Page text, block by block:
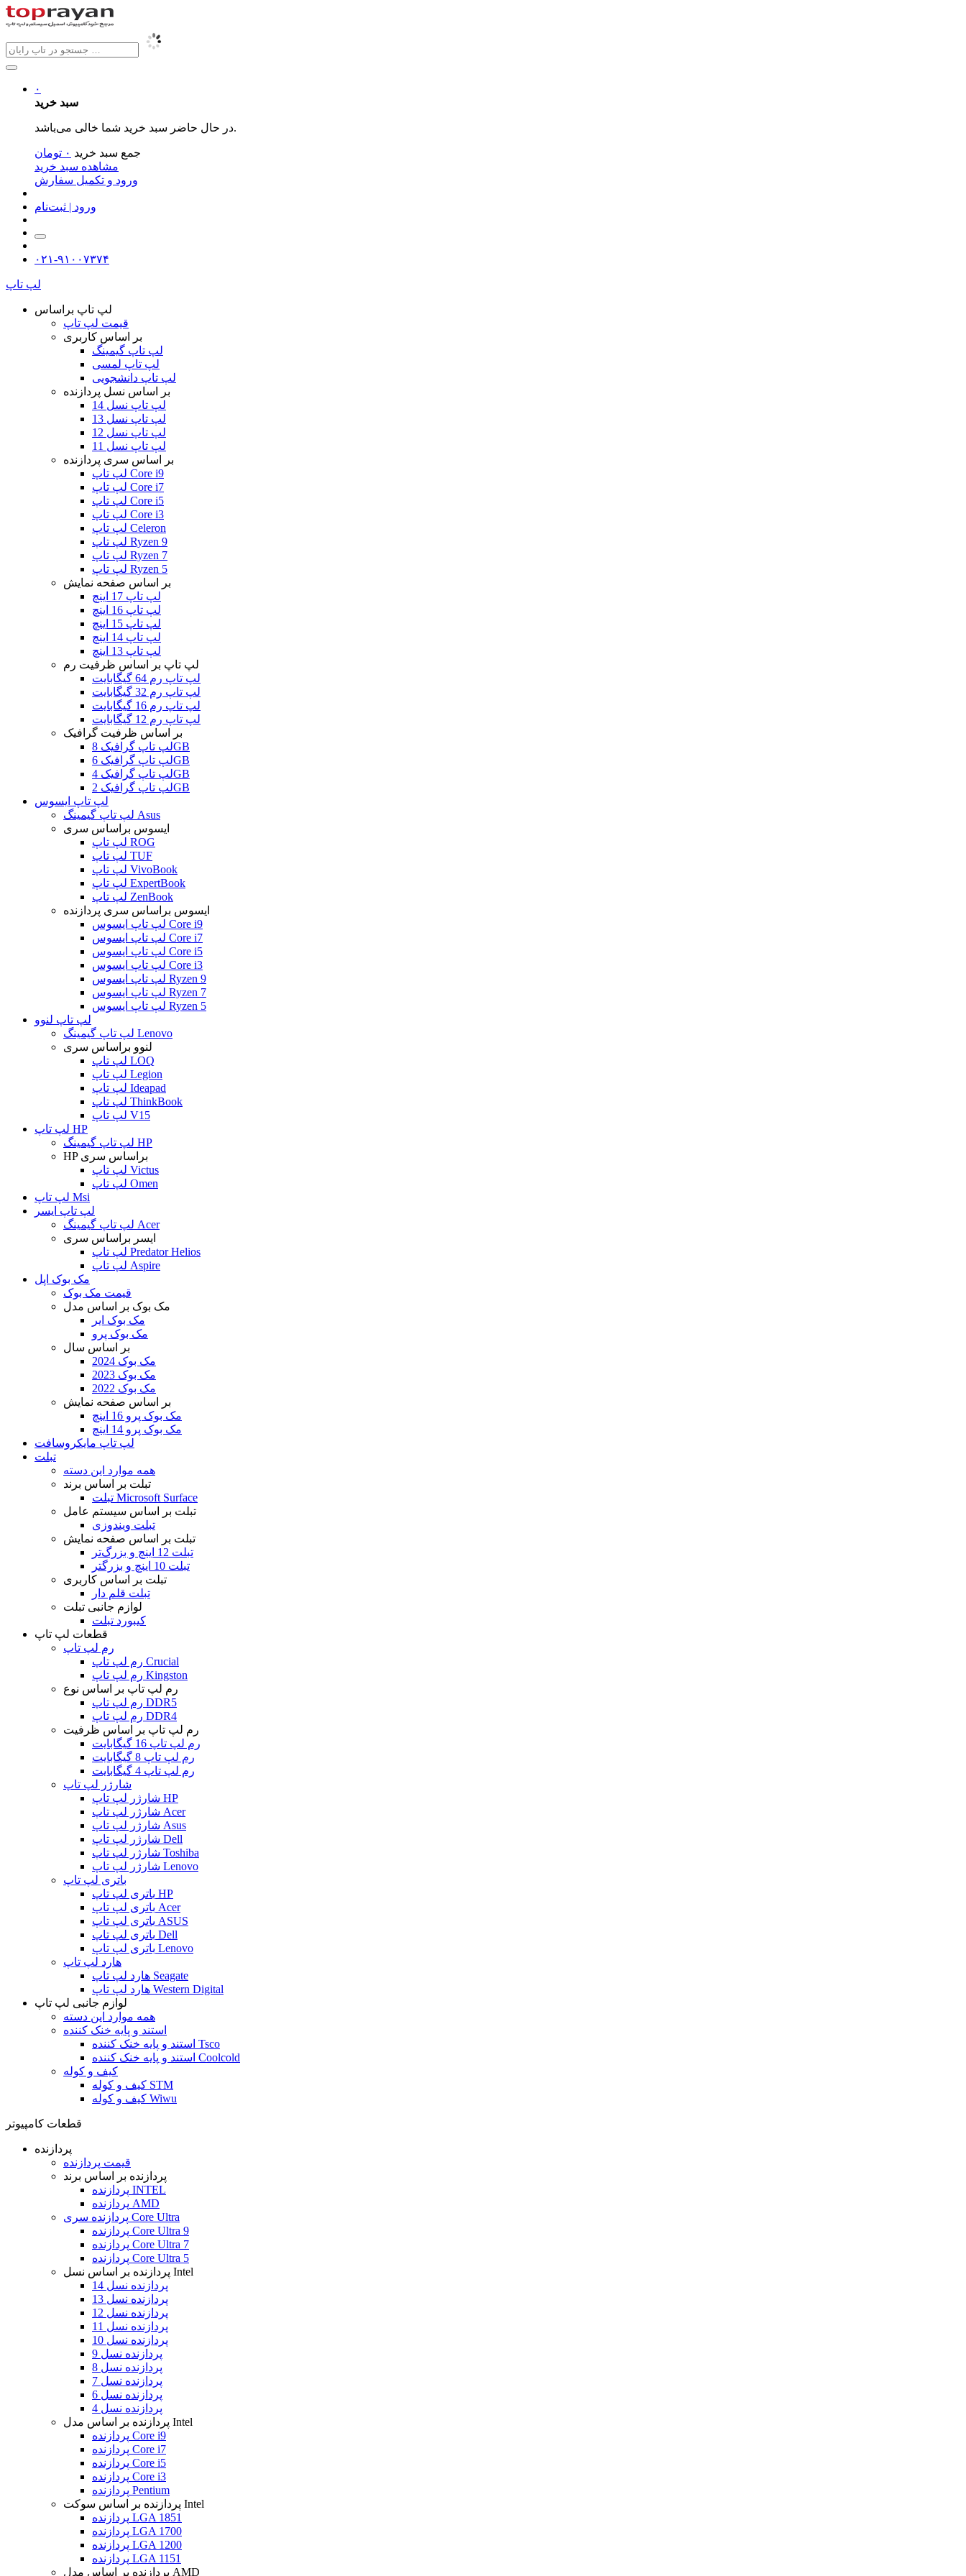
۰
سبد خرید
در حال حاضر سبد خرید شما خالی می‌باشد.
جمع سبد خرید ۰ تومان
مشاهده سبد خرید
ورود و تکمیل سفارش
ورود | ثبت‌نام
۰۲۱-۹۱۰۰۷۳۷۴
لپ تاپ
لپ تاپ براساس
قیمت لپ تاپ
بر اساس کاربری
لپ تاپ گیمینگ
لپ تاپ لمسی
لپ تاپ دانشجویی
بر اساس نسل پردازنده
لپ تاپ نسل 14
لپ تاپ نسل 13
لپ تاپ نسل 12
لپ تاپ نسل 11
بر اساس سری پردازنده
لپ تاپ Core i9
لپ تاپ Core i7
لپ تاپ Core i5
لپ تاپ Core i3
لپ تاپ Celeron
لپ تاپ Ryzen 9
لپ تاپ Ryzen 7
لپ تاپ Ryzen 5
بر اساس صفحه نمایش
لپ تاپ 17 اینچ
لپ تاپ 16 اینچ
لپ تاپ 15 اینچ
لپ تاپ 14 اینچ
لپ تاپ 13 اینچ
لپ تاپ بر اساس ظرفیت رم
لپ تاپ رم 64 گیگابایت
لپ تاپ رم 32 گیگابایت
لپ تاپ رم 16 گیگابایت
لپ تاپ رم 12 گیگابایت
بر اساس ظرفیت گرافیک
لپ تاپ گرافیک 8GB
لپ تاپ گرافیک 6GB
لپ تاپ گرافیک 4GB
لپ تاپ گرافیک 2GB
لپ تاپ ایسوس
لپ تاپ گیمینگ Asus
ایسوس براساس سری
لپ تاپ ROG
لپ تاپ TUF
لپ تاپ VivoBook
لپ تاپ ExpertBook
لپ تاپ ZenBook
ایسوس براساس سری پردازنده
لپ تاپ ایسوس Core i9
لپ تاپ ایسوس Core i7
لپ تاپ ایسوس Core i5
لپ تاپ ایسوس Core i3
لپ تاپ ایسوس Ryzen 9
لپ تاپ ایسوس Ryzen 7
لپ تاپ ایسوس Ryzen 5
لپ تاپ لنوو
لپ تاپ گیمینگ Lenovo
لنوو براساس سری
لپ تاپ LOQ
لپ تاپ Legion
لپ تاپ Ideapad
لپ تاپ ThinkBook
لپ تاپ V15
لپ تاپ HP
لپ تاپ گیمینگ HP
HP براساس سری
لپ تاپ Victus
لپ تاپ Omen
لپ تاپ Msi
لپ تاپ ایسر
لپ تاپ گیمینگ Acer
ایسر براساس سری
لپ تاپ Predator Helios
لپ تاپ Aspire
مک بوک اپل
قیمت مک بوک
مک بوک بر اساس مدل
مک بوک ایر
مک بوک پرو
بر اساس سال
مک بوک 2024
مک بوک 2023
مک بوک 2022
بر اساس صفحه نمایش
مک بوک پرو 16 اینچ
مک بوک پرو 14 اینچ
لپ تاپ مایکروسافت
تبلت
همه موارد این دسته
تبلت بر اساس برند
تبلت Microsoft Surface
تبلت بر اساس سیستم عامل
تبلت ویندوزی
تبلت بر اساس صفحه نمایش
تبلت 12 اینچ و بزرگ‌تر
تبلت 10 اینچ و بزرگتر
تبلت بر اساس کاربری
تبلت قلم دار
لوازم جانبی تبلت
کیبورد تبلت
قطعات لپ تاپ
رم لپ تاپ
رم لپ تاپ Crucial
رم لپ تاپ Kingston
رم لپ تاپ بر اساس نوع
رم لپ تاپ DDR5
رم لپ تاپ DDR4
رم لپ تاپ بر اساس ظرفیت
رم لپ تاپ 16 گیگابایت
رم لپ تاپ 8 گیگابایت
رم لپ تاپ 4 گیگابایت
شارژر لپ تاپ
شارژر لپ تاپ HP
شارژر لپ تاپ Acer
شارژر لپ تاپ Asus
شارژر لپ تاپ Dell
شارژر لپ تاپ Toshiba
شارژر لپ تاپ Lenovo
باتری لپ تاپ
باتری لپ تاپ HP
باتری لپ تاپ Acer
باتری لپ تاپ ASUS
باتری لپ تاپ Dell
باتری لپ تاپ Lenovo
هارد لپ تاپ
هارد لپ تاپ Seagate
هارد لپ تاپ Western Digital
لوازم جانبی لپ تاپ
همه موارد این دسته
استند و پایه خنک کننده
استند و پایه خنک کننده Tsco
استند و پایه خنک کننده Coolcold
کیف و کوله
کیف و کوله STM
کیف و کوله Wiwu
قطعات کامپیوتر
پردازنده
قیمت پردازنده
پردازنده بر اساس برند
پردازنده INTEL
پردازنده AMD
پردازنده سری Core Ultra
پردازنده Core Ultra 9
پردازنده Core Ultra 7
پردازنده Core Ultra 5
پردازنده بر اساس نسل Intel
پردازنده نسل 14
پردازنده نسل 13
پردازنده نسل 12
پردازنده نسل 11
پردازنده نسل 10
پردازنده نسل 9
پردازنده نسل 8
پردازنده نسل 7
پردازنده نسل 6
پردازنده نسل 4
پردازنده بر اساس مدل Intel
پردازنده Core i9
پردازنده Core i7
پردازنده Core i5
پردازنده Core i3
پردازنده Pentium
پردازنده بر اساس سوکت Intel
پردازنده LGA 1851
پردازنده LGA 1700
پردازنده LGA 1200
پردازنده LGA 1151
پردازنده بر اساس مدل AMD